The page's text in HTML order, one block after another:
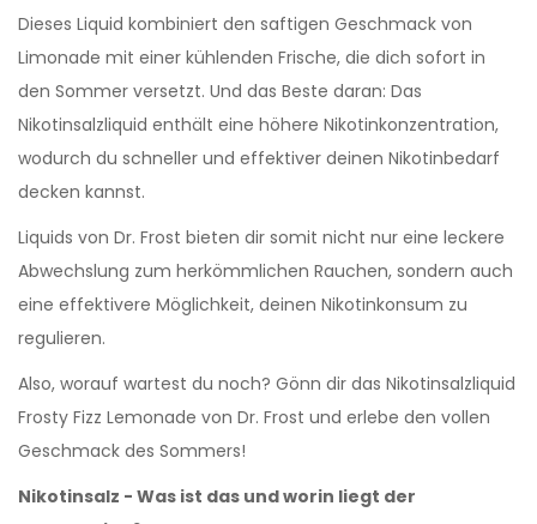
Dieses Liquid kombiniert den saftigen Geschmack von
Limonade mit einer kühlenden Frische, die dich sofort in
den Sommer versetzt. Und das Beste daran: Das
Nikotinsalzliquid enthält eine höhere Nikotinkonzentration,
wodurch du schneller und effektiver deinen Nikotinbedarf
decken kannst.
Liquids von Dr. Frost bieten dir somit nicht nur eine leckere
Abwechslung zum herkömmlichen Rauchen, sondern auch
eine effektivere Möglichkeit, deinen Nikotinkonsum zu
regulieren.
Also, worauf wartest du noch? Gönn dir das Nikotinsalzliquid
Frosty Fizz Lemonade von Dr. Frost und erlebe den vollen
Geschmack des Sommers!
Nikotinsalz - Was ist das und worin liegt der